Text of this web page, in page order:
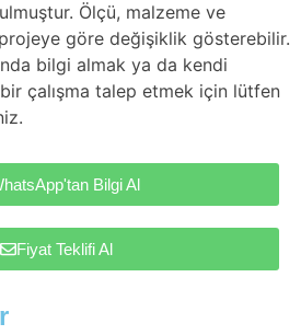
Ölçü, malzeme ve
göre değişiklik gösterebilir.
bilgi almak ya da kendi
çalışma talep etmek için lütfen
Bilgi Al
Fiyat Teklifi Al